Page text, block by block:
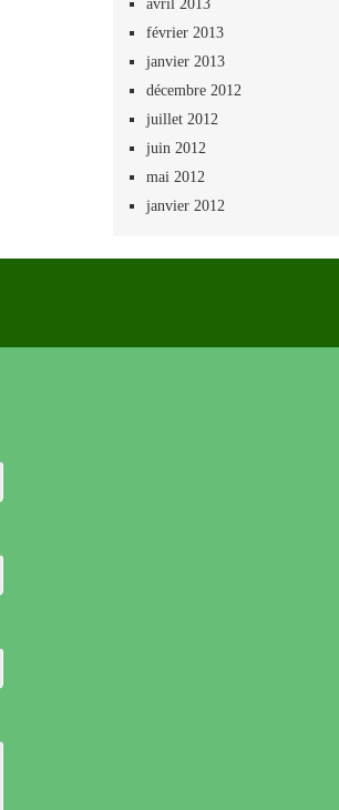
avril 2013
février 2013
janvier 2013
décembre 2012
juillet 2012
juin 2012
mai 2012
janvier 2012